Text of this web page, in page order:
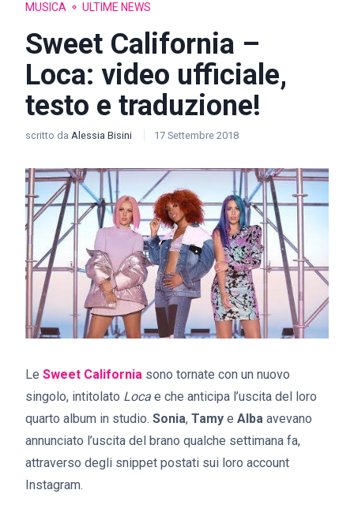
MUSICA ULTIME NEWS
Sweet California –
Loca: video ufficiale,
testo e traduzione!
scritto da Alessia Bisini 17 Settembre 2018
Le Sweet California sono tornate con un nuovo
singolo, intitolato Loca e che anticipa l’uscita del loro
quarto album in studio. Sonia, Tamy e Alba avevano
annunciato l’uscita del brano qualche settimana fa,
attraverso degli snippet postati sui loro account
Instagram.